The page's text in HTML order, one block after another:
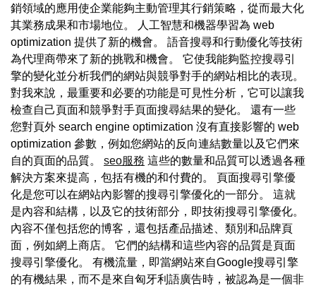
銷領域的應用使企業能夠主動管理其行銷策略，從而最大化
其業務成果和市場地位。 人工智慧和機器學習為 web
optimization 提供了新的機會。 語音搜尋和行動優化等技術
為代理商帶來了新的挑戰和機會。 它使我能夠監控搜尋引
擎的變化並分析我們的網站與競爭對手的網站相比的表現。
對我來說，最重要和必要的功能是可見性分析，它可以讓我
檢查自己頁面和競爭對手頁面搜尋結果的變化。 還有一些
您對頁外 search engine optimization 沒有直接影響的 web
optimization 參數，例如您網站的反向連結數量以及它們來
自的頁面的品質。 seo服務 這些的數量和品質可以透過各種
解決方案來提高，包括有機的和付費的。 頁面搜尋引擎優
化是您可以在網站內影響的搜尋引擎優化的一部分。 這就
是內容和結構，以及它的技術部分，即技術搜尋引擎優化。
內容不僅包括您的博客，還包括產品描述、類別和品牌頁
面，例如網上商店。 它們的結構和這些內容的品質是頁面
搜尋引擎優化。 有機流量，即當網站來自Google搜尋引擎
的有機結果，而不是來自匈牙利語廣告時，被認為是一個非